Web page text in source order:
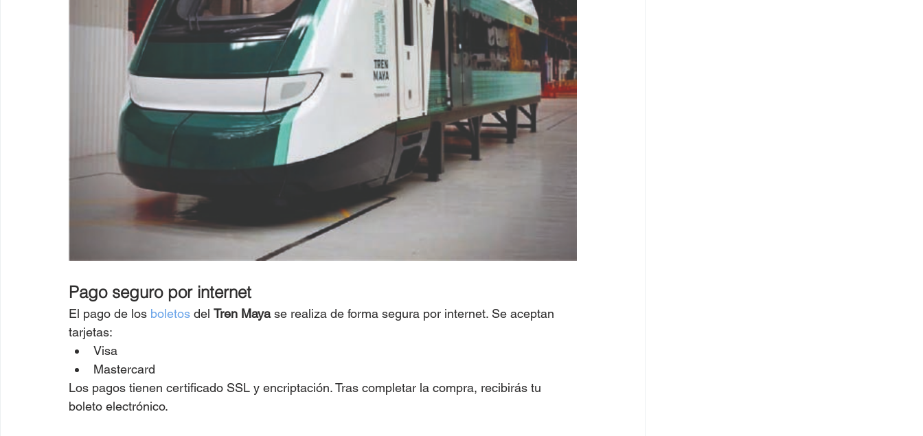
Pago seguro por internet
El pago de los boletos del Tren Maya se realiza de forma segura por internet. Se aceptan
tarjetas:
Visa
Mastercard
Los pagos tienen certificado SSL y encriptación. Tras completar la compra, recibirás tu
boleto electrónico.